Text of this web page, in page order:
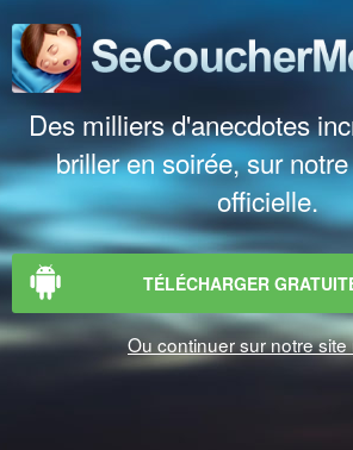
Des milliers d'anecdotes
briller en soirée, sur
officielle.
TÉLÉCHARGER
Ou continuer sur notre site